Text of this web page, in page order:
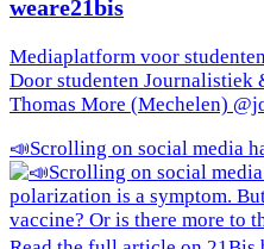
weare21bis
Mediaplatform voor
Door studenten
Thomas More (Mechelen)
📣Scrolling on social media